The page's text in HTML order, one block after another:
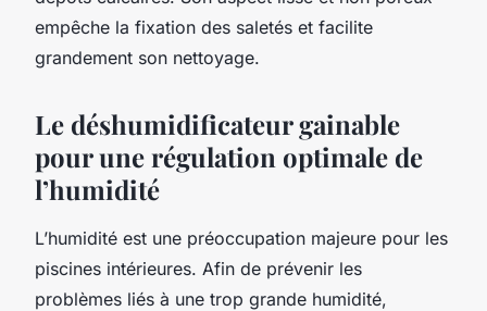
empêche la fixation des saletés et facilite
grandement son nettoyage.
Le déshumidificateur gainable
pour une régulation optimale de
l’humidité
L’humidité est une préoccupation majeure pour les
piscines intérieures. Afin de prévenir les
problèmes liés à une trop grande humidité,